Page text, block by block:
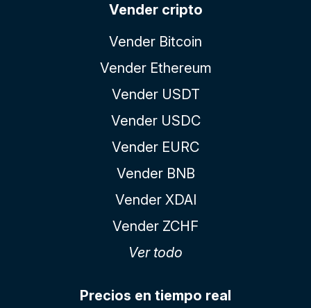
Vender cripto
Vender Bitcoin
Vender Ethereum
Vender USDT
Vender USDC
Vender EURC
Vender BNB
Vender XDAI
Vender ZCHF
Ver todo
Precios en tiempo real